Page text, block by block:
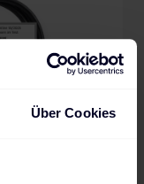
Über Cookies